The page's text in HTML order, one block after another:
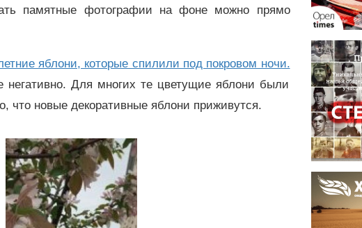
памятные фотографии на фоне можно прямо
яблони, которые спилили под покровом ночи.
негативно. Для многих те цветущие яблони были
новые декоративные яблони приживутся.